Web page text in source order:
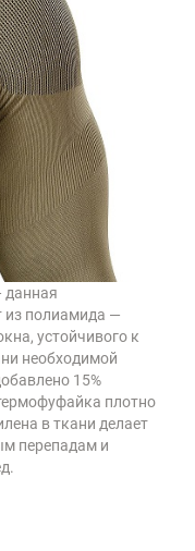
данная
из полиамида —
устойчивого к
необходимой
15%
плотно
в ткани делает
перепадам и